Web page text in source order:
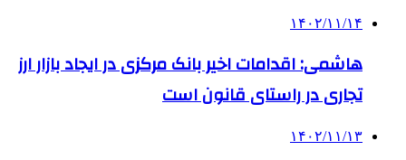
۱۴۰۲/۱۱/۱۴
هاشمی: اقدامات اخیر بانک مرکزی در ایجاد بازار ارز
تجاری در راستای قانون است
۱۴۰۲/۱۱/۱۳